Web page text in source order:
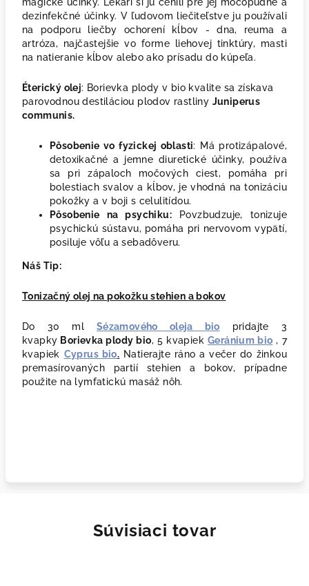
dezinfekčné účinky. V ľudovom liečiteľstve ju používali
na podporu liečby ochorení kĺbov - dna, reuma a
artróza, najčastejšie vo forme liehovej tinktúry, masti
na natieranie kĺbov alebo ako prísadu do kúpeľa.
Éterický olej: Borievka plody v bio kvalite sa získava
parovodnou destiláciou plodov rastliny Juniperus
communis.
Pôsobenie vo fyzickej oblasti: Má protizápalové,
detoxikačné a jemne diuretické účinky, používa
sa pri zápaloch močových ciest, pomáha pri
bolestiach svalov a kĺbov, je vhodná na tonizáciu
pokožky a v boji s celulitídou.
Pôsobenie na psychiku: Povzbudzuje,
tonizuje
psychickú sústavu, pomáha pri nervovom vypätí,
posiluje vôľu a sebadôveru.
Náš Tip:
Tonizačný olej na pokožku stehien a bokov
Do 30 ml Sézamového oleja bio pridajte 3
kvapky Borievka plody bio, 5 kvapiek Geránium bio , 7
kvapiek Cyprus bio. Natierajte ráno a večer do žinkou
premasírovaných partií stehien a bokov, prípadne
použite na lymfatickú masáž nôh.
Súvisiaci tovar